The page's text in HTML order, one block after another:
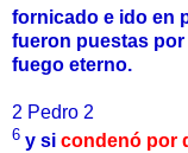
fornicado e ido en
fueron puestas por
fuego eterno.
2 Pedro 2
6 y si condenó por